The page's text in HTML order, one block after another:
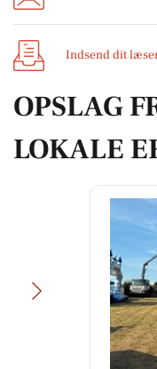
Indsend dit
OPSLAG
LOKALE